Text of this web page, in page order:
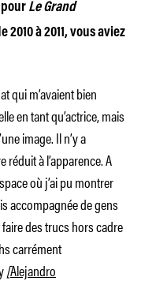
Le Grand
2010 à 2011, vous aviez
qui m’avaient bien
en tant qu’actrice, mais
image. Il n’y a
réduit à l’apparence. A
où j’ai pu montrer
accompagnée de gens
des trucs hors cadre
carrément
[Alejandro